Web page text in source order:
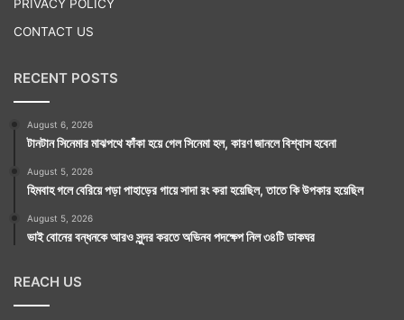
PRIVACY POLICY
CONTACT US
RECENT POSTS
August 6, 2026
টানটান সিনেমার মাঝপথে ফাঁকা হয়ে গেল সিনেমা হল, কারণ জানলে বিশ্বাস হবেনা
August 5, 2026
হিমবাহ গলে বেরিয়ে পড়া পাহাড়ের গায়ে সাদা রং করা হয়েছিল, তাতে কি উপকার হয়েছিল
August 5, 2026
ভাই বোনের বন্ধনকে আরও সুন্দর করতে অভিনব পদক্ষেপ নিল ৩৪টি ডাকঘর
REACH US